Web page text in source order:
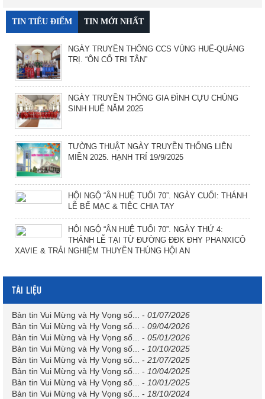
TIN TIÊU ĐIỂM TIN MỚI NHẤT
NGÀY TRUYỀN THỐNG CCS VÙNG HUẾ-QUẢNG
TRỊ. “ÔN CỐ TRI TÂN”
NGÀY TRUYỀN THỐNG GIA ĐÌNH CỰU CHỦNG
SINH HUẾ NĂM 2025
TƯỜNG THUẬT NGÀY TRUYỀN THỐNG LIÊN
MIỀN 2025. HẠNH TRÍ 19/9/2025
HỘI NGỘ “ÂN HUỆ TUỔI 70”. NGÀY CUỐI: THÁNH
LỄ BẾ MẠC & TIỆC CHIA TAY
HỘI NGỘ “ÂN HUỆ TUỔI 70”. NGÀY THỨ 4:
THÁNH LỄ TẠI TỪ ĐƯỜNG ĐĐK ĐHY PHANXICÔ
XAVIE & TRẢI NGHIỆM THUYỀN THÚNG HỘI AN
TÀI LIỆU
Bản tin Vui Mừng và Hy Vọng số... - 01/07/2026
Bản tin Vui Mừng và Hy Vọng số...
- 09/04/2026
Bản tin Vui Mừng và Hy Vọng số...
- 05/01/2026
Bản tin Vui Mừng và Hy Vọng số...
- 10/10/2025
Bản tin Vui Mừng và Hy Vọng số...
- 21/07/2025
Bản tin Vui Mừng và Hy Vọng số...
- 10/04/2025
Bản tin Vui Mừng và Hy Vọng số...
- 10/01/2025
Bản tin Vui Mừng và Hy Vọng số...
- 18/10/2024